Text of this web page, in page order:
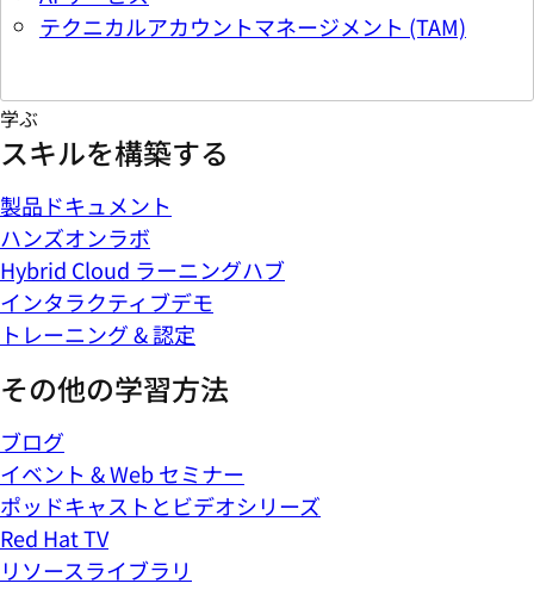
テクニカルアカウントマネージメント (TAM)
学ぶ
スキルを構築する
製品ドキュメント
ハンズオンラボ
Hybrid Cloud ラーニングハブ
インタラクティブデモ
トレーニング & 認定
その他の学習方法
ブログ
イベント & Web セミナー
ポッドキャストとビデオシリーズ
Red Hat TV
リソースライブラリ